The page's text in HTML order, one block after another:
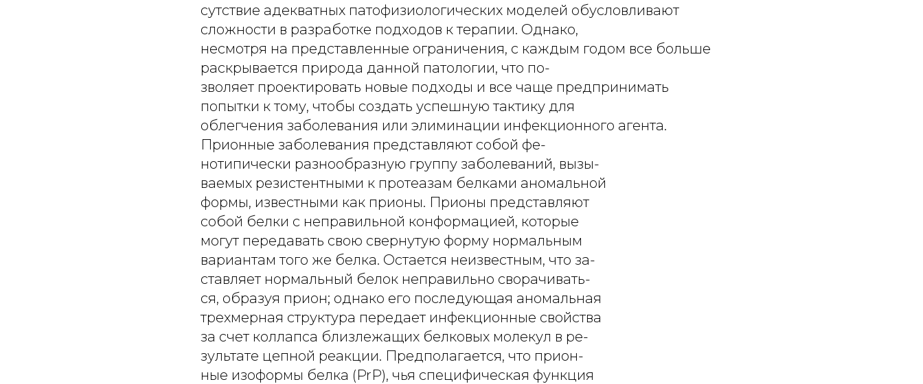
сутствие адекватных патофизиологических моделей обусловливают
сложности в разработке подходов к терапии. Однако,
несмотря на представленные ограничения, с каждым годом все больше
раскрывается природа данной патологии, что по-
зволяет проектировать новые подходы и все чаще предпринимать
попытки к тому, чтобы создать успешную тактику для
облегчения заболевания или элиминации инфекционного агента.
Прионные заболевания представляют собой фе-
нотипически разнообразную группу заболеваний, вызы-
ваемых резистентными к протеазам белками аномальной
формы, известными как прионы. Прионы представляют
собой белки с неправильной конформацией, которые
могут передавать свою свернутую форму нормальным
вариантам того же белка. Остается неизвестным, что за-
ставляет нормальный белок неправильно сворачивать-
ся, образуя прион; однако его последующая аномальная
трехмерная структура передает инфекционные свойства
за счет коллапса близлежащих белковых молекул в ре-
зультате цепной реакции. Предполагается, что прион-
ные изоформы белка (PrP), чья специфическая функция